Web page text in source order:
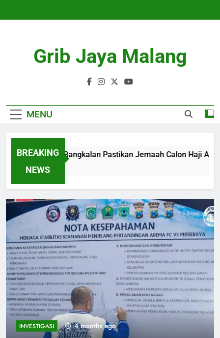
Grib Jaya Malang
MENU
BREAKING
NEWS
Kemenhaj Bangkalan Pastikan Jemaah Calon Haji Aman
4 Months Ago
INVESTIGASI 4 months ago